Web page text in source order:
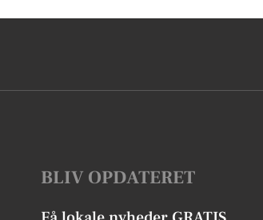
BLIV OPDATERET